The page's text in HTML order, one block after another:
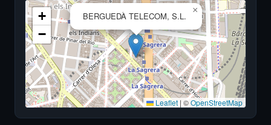
BERGUEDÀ TELECOM, S.L.
×
+
−
Leaflet | ©OpenStreetMap